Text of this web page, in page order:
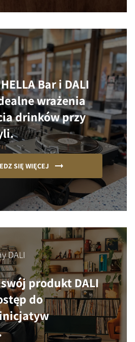
Bar i DALI
wrażenia
drinków przy
SIĘ WIĘCEJ
DALI
produkt DALI
do